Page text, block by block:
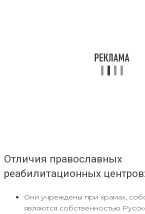
Отличия православных
реабилитационных центров:
Они учреждены при храмах,
являются собственностью